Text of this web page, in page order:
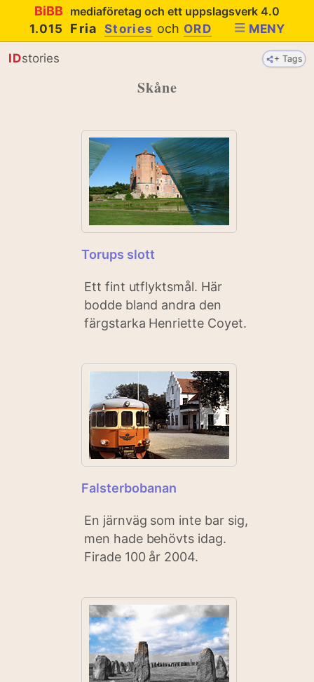
BiBB mediaföretag och ett uppslagsverk 4.0
1.015
FriaStories och ORD MENY
+ Tags
IDstories
Skåne
Torups slott
Ett fint utflyktsmål. Här
bodde bland andra den
färgstarka Henriette Coyet.
Falsterbobanan
En järnväg som inte bar sig,
men hade behövts idag.
Firade 100 år 2004.